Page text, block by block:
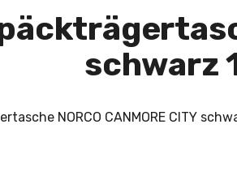
schwarz